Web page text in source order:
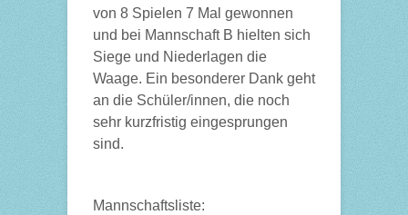
von 8 Spielen 7 Mal gewonnen
und bei Mannschaft B hielten sich
Siege und Niederlagen die
Waage. Ein besonderer Dank geht
an die Schüler/innen, die noch
sehr kurzfristig eingesprungen
sind.
Mannschaftsliste: